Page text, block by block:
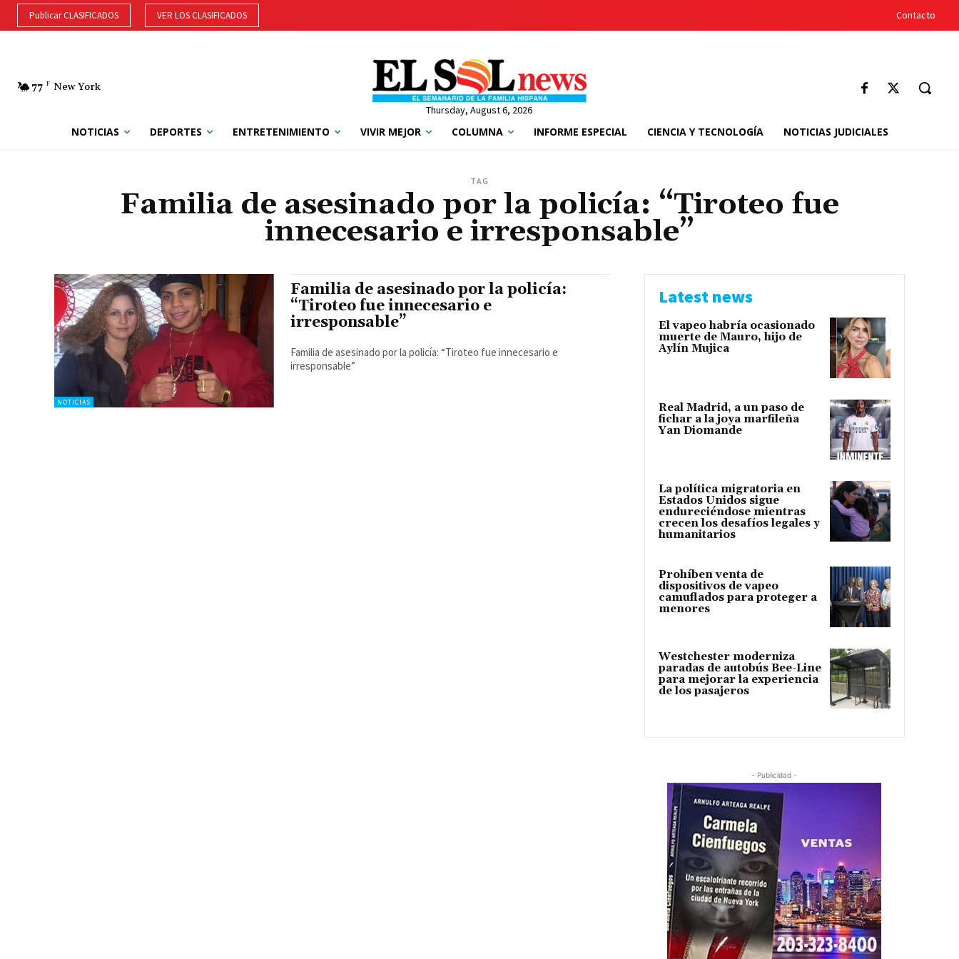
Publicar CLASIFICADOS VER LOS CLASIFICADOS Contacto
77 F New York
Thursday, August 6, 2026
NOTICIAS DEPORTES ENTRETENIMIENTO VIVIR MEJOR COLUMNA INFORME ESPECIAL CIENCIA Y TECNOLOGÍA NOTICIAS JUDICIALES
TAG
Familia de asesinado por la policía: “Tiroteo fue
innecesario e irresponsable”
NOTICIAS
Familia de asesinado por la policía:
“Tiroteo fue innecesario e
irresponsable”
Familia de asesinado por la policía: “Tiroteo fue innecesario e
irresponsable”
Latest news
El vapeo habría ocasionado
muerte de Mauro, hijo de
Aylín Mujica
Real Madrid, a un paso de
fichar a la joya marfileña
Yan Diomande
La política migratoria en
Estados Unidos sigue
endureciéndose mientras
crecen los desafíos legales y
humanitarios
Prohíben venta de
dispositivos de vapeo
camuflados para proteger a
menores
Westchester moderniza
paradas de autobús Bee-Line
para mejorar la experiencia
de los pasajeros
- Publicidad -